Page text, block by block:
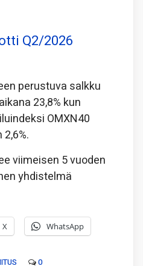
Q2/2026
perustuva salkku
23,8% kun
OMXN40
viimeisen 5 vuoden
yhdistelmä
X WhatsApp
0